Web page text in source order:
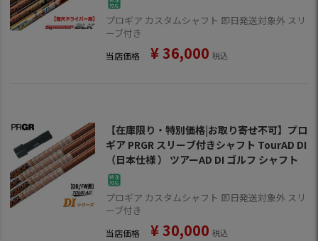
プロギア カスタムシャフト 即日発送対象外 スリ
ーブ付き
当店価格 ¥36,000 税込
【在庫限り・特別価格|お取り寄せ不可】プロ
ギア PRGR スリーブ付きシャフト TourAD DI
（日本仕様 ） ツアーAD DI ゴルフ シャフト
プロギア カスタムシャフト 即日発送対象外 スリ
ーブ付き
当店価格 ¥30,000 税込